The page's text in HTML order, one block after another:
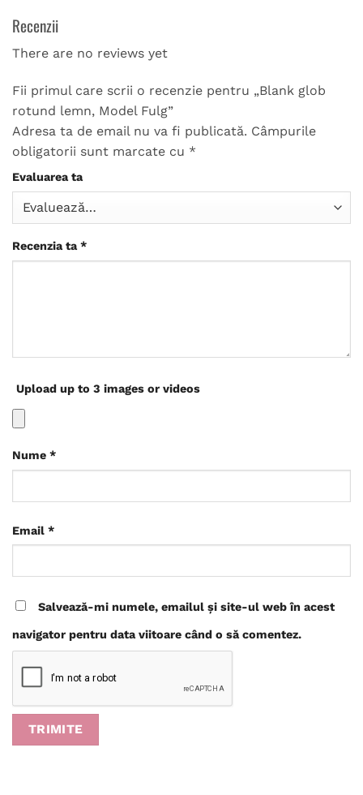
Recenzii
There are no reviews yet
Fii primul care scrii o recenzie pentru „Blank glob
rotund lemn, Model Fulg”
Adresa ta de email nu va fi publicată. Câmpurile
obligatorii sunt marcate cu *
Evaluarea ta
Recenzia ta *
Upload up to 3 images or videos
Nume *
Email *
Salvează-mi numele, emailul și site-ul web în acest
navigator pentru data viitoare când o să comentez.